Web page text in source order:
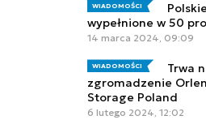
WIADOMOŚCI
wypełnione w 50
14 marca 2024, 09:09
WIADOMOŚCI
Trwa
zgromadzenie
Storage Poland
6 lutego 2024, 12:02